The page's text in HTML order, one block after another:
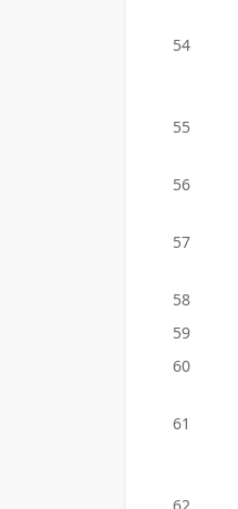
54
55
56
57
58
59
60
61